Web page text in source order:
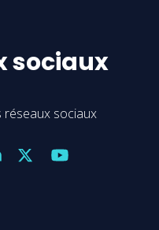
sociaux
sociaux